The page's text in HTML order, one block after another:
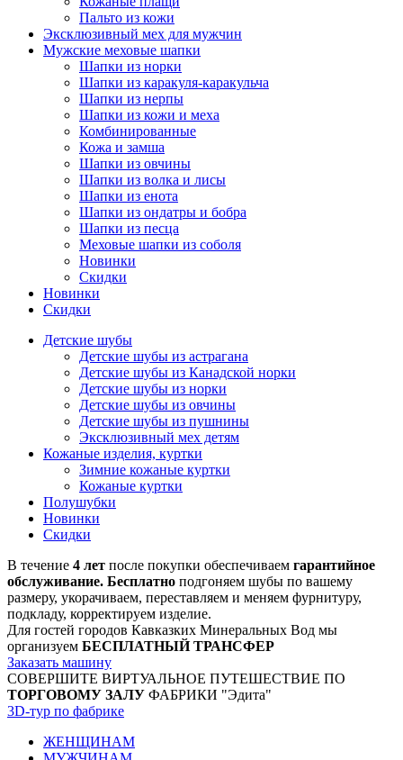
Пальто из кожи
Эксклюзивный мех для мужчин
Мужские меховые шапки
Шапки из норки
Шапки из каракуля-каракульча
Шапки из нерпы
Шапки из кожи и меха
Комбинированные
Кожа и замша
Шапки из овчины
Шапки из волка и лисы
Шапки из енота
Шапки из ондатры и бобра
Шапки из песца
Меховые шапки из соболя
Новинки
Скидки
Новинки
Скидки
Детские шубы
Детские шубы из астрагана
Детские шубы из Канадской норки
Детские шубы из норки
Детские шубы из овчины
Детские шубы из пушнины
Эксклюзивный мех детям
Кожаные изделия, куртки
Зимние кожаные куртки
Кожаные куртки
Полушубки
Новинки
Скидки
В течение 4 лет после покупки обеспечиваем гарантийное
обслуживание. Бесплатно подгоняем шубы по вашему
размеру, укорачиваем, переставляем и меняем фурнитуру,
подкладу, корректируем изделие.
Для гостей городов Кавказких Минеральных Вод мы
организуем БЕСПЛАТНЫЙ ТРАНСФЕР
Заказать машину
СОВЕРШИТЕ ВИРТУАЛЬНОЕ ПУТЕШЕСТВИЕ ПО
ТОРГОВОМУ ЗАЛУ ФАБРИКИ "Эдита"
3D-тур по фабрике
ЖЕНЩИНАМ